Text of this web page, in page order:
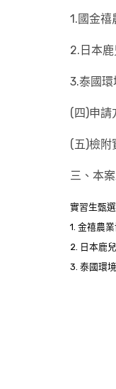
1.國金禧
2.日本鹿
3.泰國環
(四)申請
(五)檢附
三、本
實習生甄
1. 金禧農
2. 日本鹿
3. 泰國環